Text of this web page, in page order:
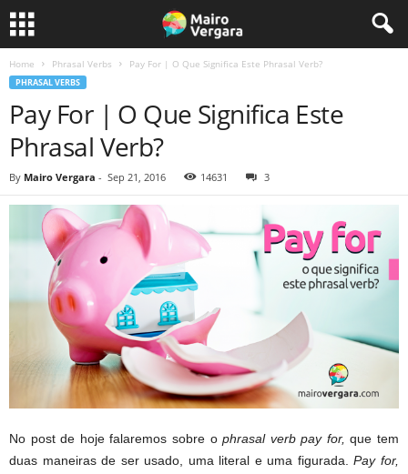
Home Phrasal Verbs Pay For | O Que Significa Este Phrasal Verb?
PHRASAL VERBS
Pay For | O Que Significa Este
Phrasal Verb?
By Mairo Vergara - Sep 21, 2016 14631 3
No post de hoje falaremos sobre ophrasal verb pay for,que tem
duas maneiras de ser usado, uma literal e uma figurada.Pay for,